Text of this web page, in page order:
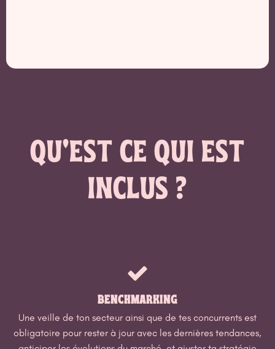
QU'EST CE QUI EST
INCLUS ?
BENCHMARKING
Une veille de ton secteur ainsi que de tes concurrents est
obligatoire pour rester à jour avec les dernières tendances,